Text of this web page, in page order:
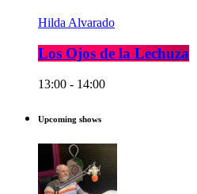
Hilda Alvarado
Los Ojos de la Lechuza
13:00 - 14:00
Upcoming shows